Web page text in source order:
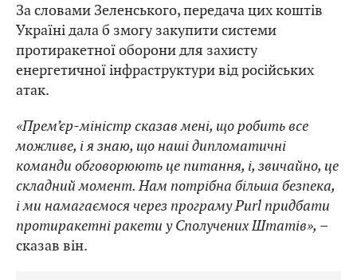
За словами Зеленського, передача цих коштів
Україні дала б змогу закупити системи
протиракетної оборони для захисту
енергетичної інфраструктури від російських
атак.
«Прем’єр-міністр сказав мені, що робить все
можливе, і я знаю, що наші дипломатичні
команди обговорюють це питання, і, звичайно, це
складний момент. Нам потрібна більша безпека,
і ми намагаємося через програму Purl придбати
протиракетні ракети у Сполучених Штатів», –
сказав він.